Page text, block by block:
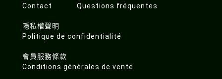
Contact
Questions fréquentes
隱私權聲明
Politique de confidentialité
會員服務條款
Conditions générales de vente